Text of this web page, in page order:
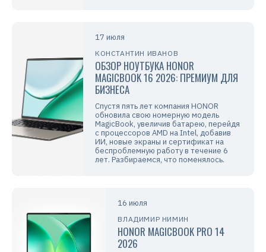
17 июля
КОНСТАНТИН ИВАНОВ
ОБЗОР НОУТБУКА HONOR
MAGICBOOK 16 2026: ПРЕМИУМ ДЛЯ
БИЗНЕСА
Спустя пять лет компания HONOR
обновила свою номерную модель
MagicBook, увеличив батарею, перейдя
с процессоров AMD на Intel, добавив
ИИ, новые экраны и сертификат на
беспроблемную работу в течение 6
лет. Разбираемся, что поменялось.
16 июля
ВЛАДИМИР НИМИН
HONOR MAGICBOOK PRO 14
2026